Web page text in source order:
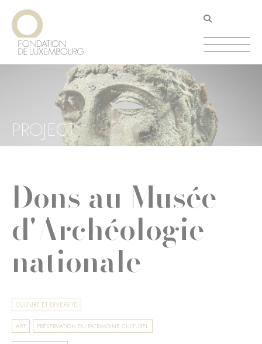
Aller
contenu
principal
PROJECT
Dons au Musée
d'Archéologie
nationale
CULTURE ET DIVERSITÉ
ART PRÉSERVATION DU PATRIMOINE CULTUREL
Panneau de gestion des cookies